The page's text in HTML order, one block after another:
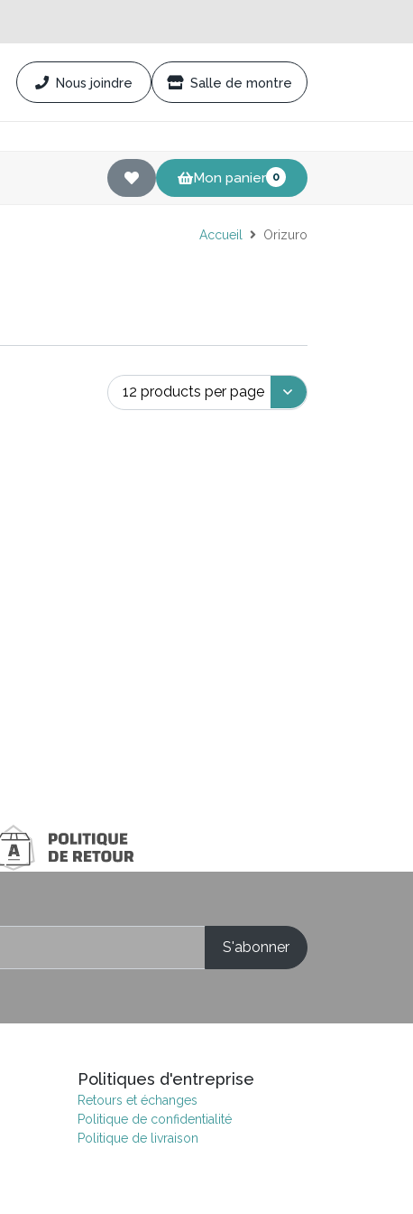
Nous joindre Salle de montre
Mon panier 0
Accueil Orizuro
Politiques d'entreprise
Retours et échanges
Politique de confidentialité
Politique de livraison